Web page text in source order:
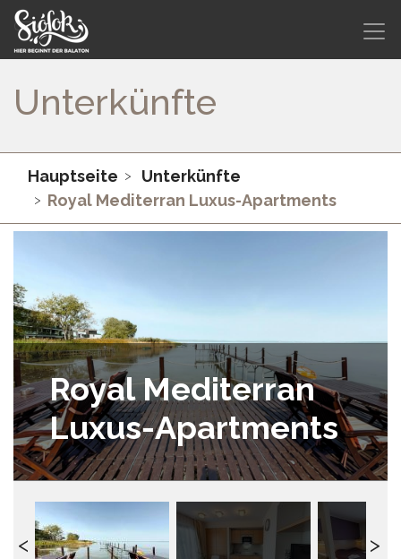
Unterkünfte
Hauptseite
Unterkünfte
Royal Mediterran Luxus-Apartments
Royal Mediterran
Luxus-Apartments